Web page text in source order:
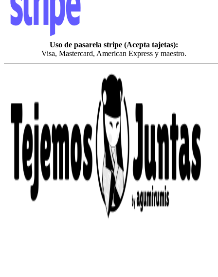
Uso de pasarela stripe (Acepta tajetas):
Visa, Mastercard, American Express y maestro.